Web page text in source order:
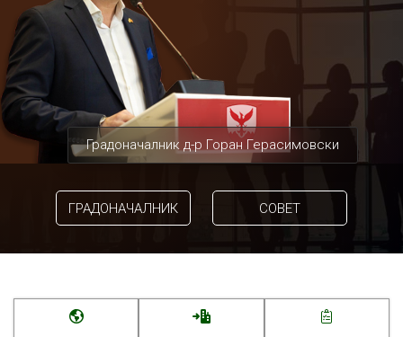
Градоначалник д-р Горан Герасимовски
ГРАДОНАЧАЛНИК СОВЕТ